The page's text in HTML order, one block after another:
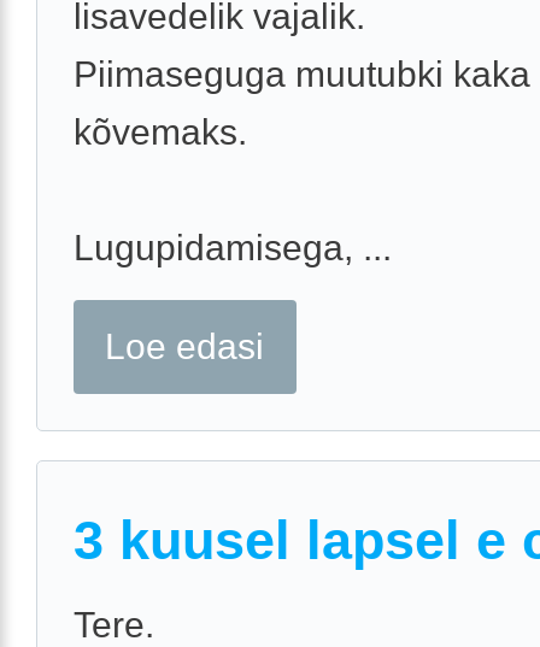
lisavedelik vajalik.
Piimaseguga muutubki kaka
kõvemaks.
Lugupidamisega, ...
Loe edasi
3 kuusel lapsel e
Tere.